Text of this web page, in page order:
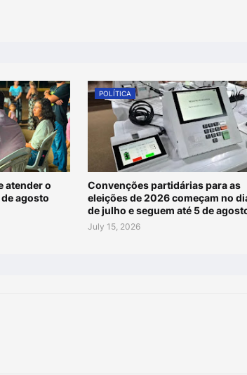
atender o
agosto
POLÍTICA
Convenções partidárias para as
eleições de 2026 começam no
de julho e seguem até 5 de
July 15, 2026